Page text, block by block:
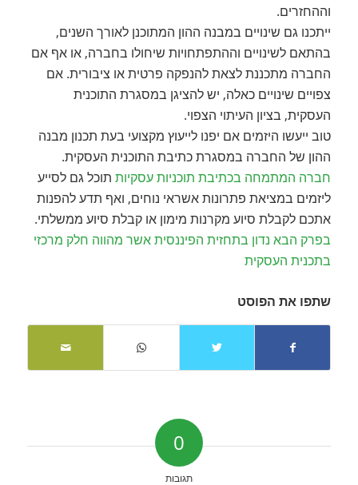
וההחזרים.
ייתכנו גם שינויים במבנה ההון המתוכנן לאורך השנים,
בהתאם לשינויים וההתפתחויות שיחולו בחברה, או אף אם
החברה מתכננת לצאת להנפקה פרטית או ציבורית. אם
צפויים שינויים כאלה, יש להציגן במסגרת התוכנית
העסקית, בציון העיתוי הצפוי.
טוב ייעשו היזמים אם יפנו לייעוץ מקצועי בעת תכנון מבנה
ההון של החברה במסגרת כתיבת התוכנית העסקית.
חברה המתמחה בכתיבת תוכניות עסקיותתוכל גם לסייע
ליזמים במציאת פתרונות אשראי נוחים, ואף תדע להפנות
אתכם לקבלת סיוע מקרנות מימון או קבלת סיוע ממשלתי.
בפרק הבא נדון בתחזית הפיננסית אשר מהווה חלק מרכזי
בתכנית העסקית
שתפו את הפוסט
0
תגובות